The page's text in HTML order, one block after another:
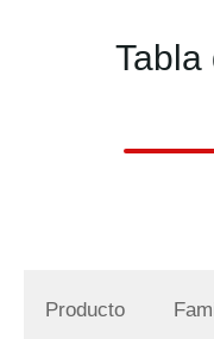
Tabla
Producto